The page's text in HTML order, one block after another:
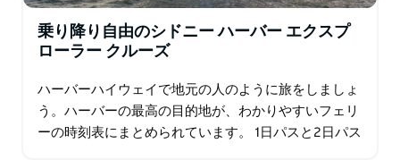
乗り降り自由のシドニー ハーバー エクスプ
ローラー クルーズ
ハーバーハイウェイで地元の人のように旅をしましょ
う。ハーバーの最高の目的地が、わかりやすいフェリ
ーの時刻表にまとめられています。 1日パスと2日パス